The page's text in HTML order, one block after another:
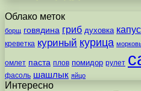
Облако меток
борщ говядина гриб духовка
креветка куриный курица
омлет паста плов помидор рулет
фасоль шашлык яйцо
Интересно